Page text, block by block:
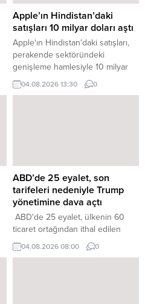
Apple’ın Hindistan’daki
satışları 10 milyar doları aştı
Apple'ın Hindistan'daki satışları,
perakende sektöründeki
genişleme hamlesiyle 10 milyar
doları aştı. Satışların önemli bir
çoğunluğunu iPhone'lar
04.08.2026 13:30 0
ABD’de 25 eyalet, son
tarifeleri nedeniyle Trump
yönetimine dava açtı
ABD'de 25 eyalet, ülkenin 60
ticaret ortağından ithal edilen
ürünlere gümrük vergisi getiren
ABD Başkanı Donald Trump
04.08.2026 08:00 0